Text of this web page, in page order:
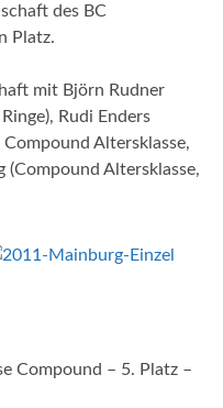
des BC
Platz.
mit Björn Rudner
Rudi Enders
Altersklasse,
(Compound Altersklasse,
Compound – 5. Platz –